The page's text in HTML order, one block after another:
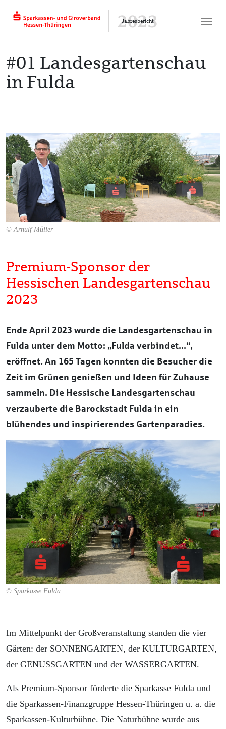
Jahresbericht
2023
#01 Landesgartenschau
in Fulda
© Arnulf Müller
Premium-Sponsor der
Hessischen Landesgartenschau
2023
Ende April 2023 wurde die Landesgartenschau in
Fulda unter dem Motto: „Fulda verbindet...“,
eröffnet. An 165 Tagen konnten die Besucher die
Zeit im Grünen genießen und Ideen für Zuhause
sammeln. Die Hessische Landesgartenschau
verzauberte die Barockstadt Fulda in ein
blühendes und inspirierendes Gartenparadies.
© Sparkasse Fulda
Im Mittelpunkt der Großveranstaltung standen die vier
Gärten: der SONNENGARTEN, der KULTURGARTEN,
der GENUSSGARTEN und der WASSERGARTEN.
Als Premium-Sponsor förderte die Sparkasse Fulda und
die Sparkassen-Finanzgruppe Hessen-Thüringen u. a. die
Sparkassen-Kulturbühne. Die Naturbühne wurde aus